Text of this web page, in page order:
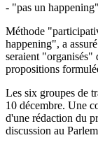
- "pas un
Méthode
happening", a
seraient "organisés"
propositions
Les six groupes de
10 décembre. Une
d'une rédaction du
discussion au